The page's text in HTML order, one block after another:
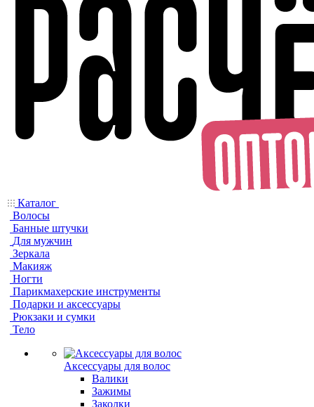
Каталог
Волосы
Банные штучки
Для мужчин
Зеркала
Макияж
Ногти
Парикмахерские инструменты
Подарки и аксессуары
Рюкзаки и сумки
Тело
Аксессуары для волос
Валики
Зажимы
Заколки